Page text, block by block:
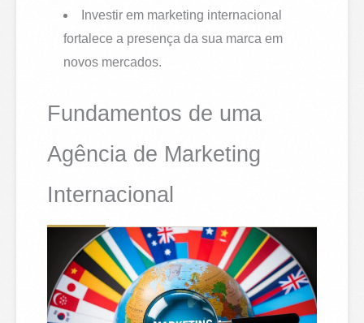
Investir em marketing internacional
fortalece a presença da sua marca em
novos mercados.
Fundamentos de uma
Agência de Marketing
Internacional